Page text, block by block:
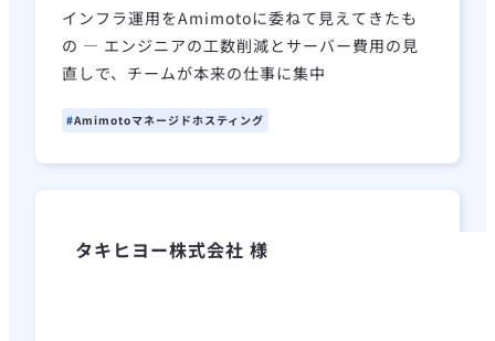
インフラ運用をAmimotoに委ねて見えてきたも
の ― エンジニアの工数削減とサーバー費用の見
直しで、チームが本来の仕事に集中
Amimotoマネージドホスティング
タキヒヨー株式会社 様